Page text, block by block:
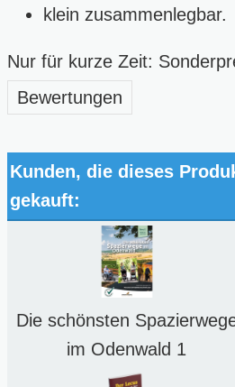
klein zusammenlegbar.
Nur für kurze Zeit:
Bewertungen
Kunden, die dieses
gekauft:
Die schönsten
im Odenwald 1